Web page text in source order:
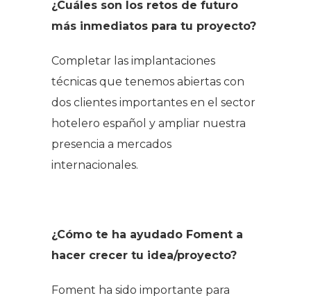
¿Cuáles son los retos de futuro
más inmediatos para tu proyecto?
Completar las implantaciones
técnicas que tenemos abiertas con
dos clientes importantes en el sector
hotelero español y ampliar nuestra
presencia a mercados
internacionales.
¿Cómo te ha ayudado Foment a
hacer crecer tu idea/proyecto?
Foment ha sido importante para